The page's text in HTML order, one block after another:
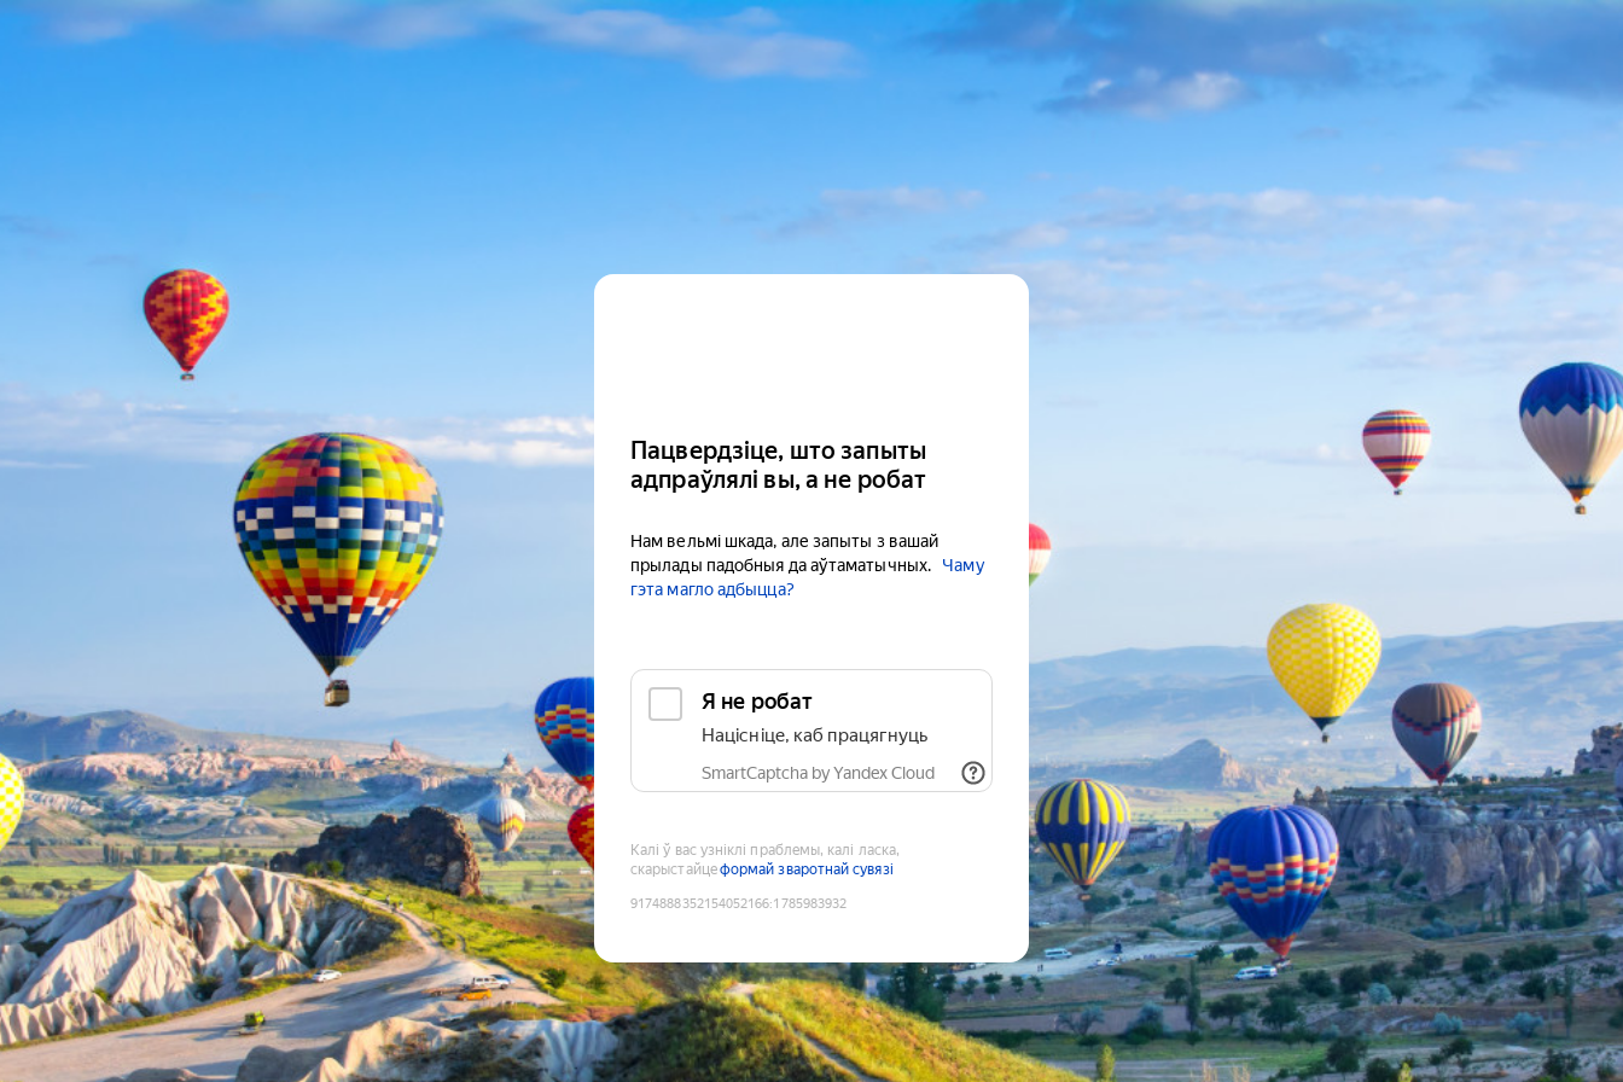
Пацвердзіце, што запыты
адпраўлялі вы, а не робат
Нам вельмі шкада, але запыты з вашай
прылады падобныя да аўтаматычных.
Чаму
гэта магло адбыцца?
Я не робат
Націсніце, каб працягнуць
SmartCaptcha by Yandex Cloud
Калі ў вас узніклі праблемы, калі ласка,
скарыстайцеформай зваротнай сувязі
9174888352154052166:1785983932